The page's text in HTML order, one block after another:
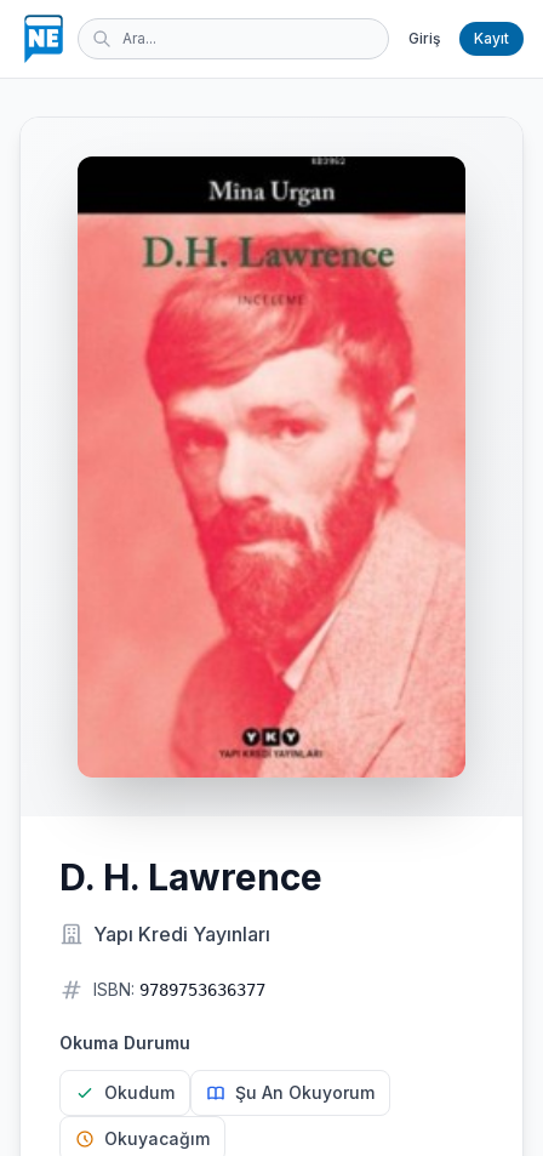
Giriş Kayıt
D. H. Lawrence
Yapı Kredi Yayınları
ISBN: 9789753636377
Okuma Durumu
Okudum Şu An Okuyorum
Okuyacağım